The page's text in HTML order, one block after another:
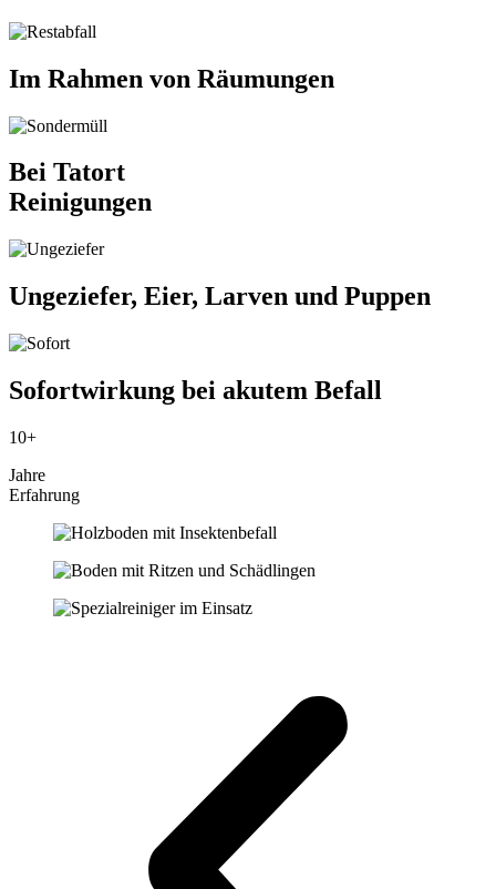
Im Rahmen von Räumungen
Bei Tatort
Reinigungen
Ungeziefer, Eier, Larven und Puppen
Sofortwirkung bei akutem Befall
10+
Jahre
Erfahrung